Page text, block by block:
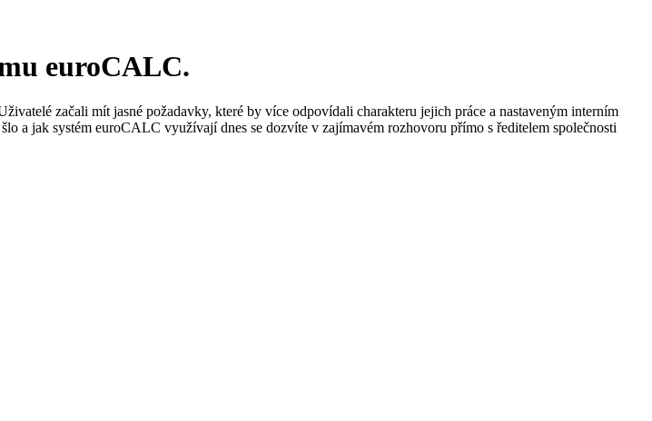
euroCALC.
začali mít jasné požadavky, které by více odpovídali charakteru jejich práce a nastaveným interním
a jak systém euroCALC využívají dnes se dozvíte v zajímavém rozhovoru přímo s ředitelem společnosti